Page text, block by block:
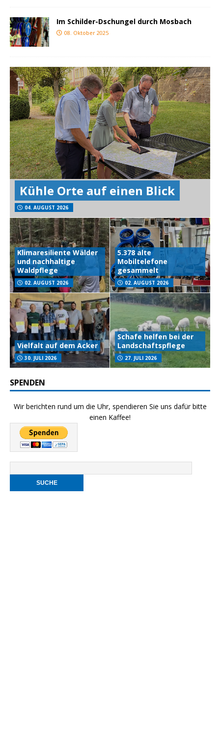
Im Schilder-Dschungel durch Mosbach
08. Oktober 2025
Kühle Orte auf einen Blick
04. AUGUST 2026
Klimaresiliente Wälder
und nachhaltige
Waldpflege
02. AUGUST 2026
5.378 alte
Mobiltelefone
gesammelt
02. AUGUST 2026
Vielfalt auf dem Acker
30. JULI 2026
Schafe helfen bei der
Landschaftspflege
27. JULI 2026
SPENDEN
Wir berichten rund um die Uhr, spendieren Sie uns dafür bitte
einen Kaffee!